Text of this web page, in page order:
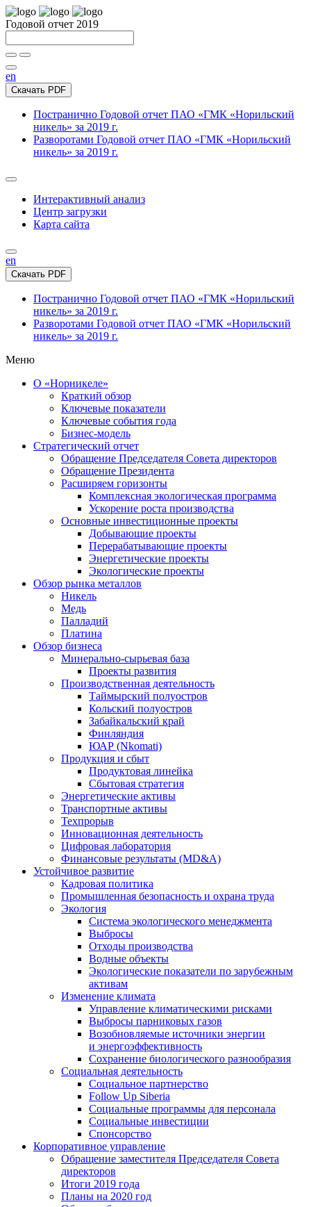
Годовой отчет 2019
en
Скачать PDF
Постранично Годовой отчет ПАО «ГМК «Норильский
никель» за 2019 г.
Разворотами Годовой отчет ПАО «ГМК «Норильский
никель» за 2019 г.
Интерактивный анализ
Центр загрузки
Карта сайта
en
Скачать PDF
Постранично Годовой отчет ПАО «ГМК «Норильский
никель» за 2019 г.
Разворотами Годовой отчет ПАО «ГМК «Норильский
никель» за 2019 г.
Меню
О «Норникеле»
Краткий обзор
Ключевые показатели
Ключевые события года
Бизнес-модель
Стратегический отчет
Обращение Председателя Совета директоров
Обращение Президента
Расширяем горизонты
Комплексная экологическая программа
Ускорение роста производства
Основные инвестиционные проекты
Добывающие проекты
Перерабатывающие проекты
Энергетические проекты
Экологические проекты
Обзор рынка металлов
Никель
Медь
Палладий
Платина
Обзор бизнеса
Минерально-сырьевая база
Проекты развития
Производственная деятельность
Таймырский полуостров
Кольский полуостров
Забайкальский край
Финляндия
ЮАР (Nkomati)
Продукция и сбыт
Продуктовая линейка
Сбытовая стратегия
Энергетические активы
Транспортные активы
Техпрорыв
Инновационная деятельность
Цифровая лаборатория
Финансовые результаты (MD&A)
Устойчивое развитие
Кадровая политика
Промышленная безопасность и охрана труда
Экология
Система экологического менеджмента
Выбросы
Отходы производства
Водные объекты
Экологические показатели по зарубежным
активам
Изменение климата
Управление климатическими рисками
Выбросы парниковых газов
Возобновляемые источники энергии
и энергоэффективность
Сохранение биологического разнообразия
Социальная деятельность
Социальное партнерство
Follow Up Siberia
Социальные программы для персонала
Социальные инвестиции
Спонсорство
Корпоративное управление
Обращение заместителя Председателя Совета
директоров
Итоги 2019 года
Планы на 2020 год